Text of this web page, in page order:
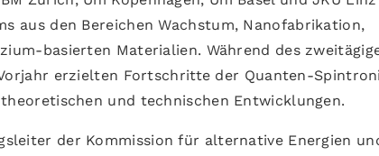
aus den Bereichen Wachstum, Nanofabrikation,
basierten Materialien. Während des
erzielten Fortschritte der Quanten-
und technischen Entwicklungen.
der Kommission für alternative Energien